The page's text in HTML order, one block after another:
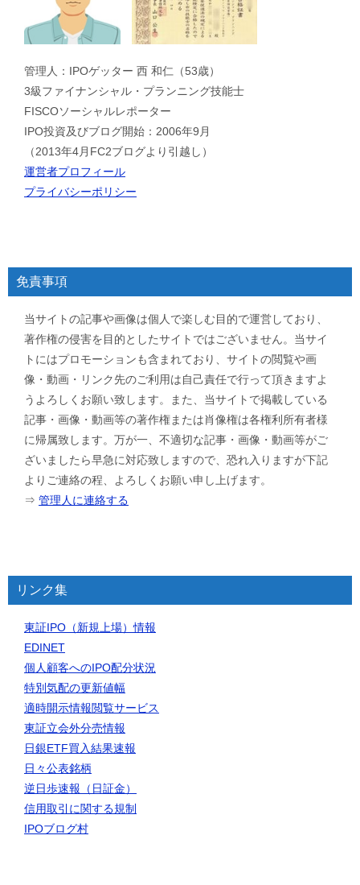
管理人：IPOゲッター 西 和仁（53歳）
3級ファイナンシャル・プランニング技能士
FISCOソーシャルレポーター
IPO投資及びブログ開始：2006年9月
（2013年4月FC2ブログより引越し）
運営者プロフィール
プライバシーポリシー
免責事項
当サイトの記事や画像は個人で楽しむ目的で運営しており、
著作権の侵害を目的としたサイトではございません。当サイ
トにはプロモーションも含まれており、サイトの閲覧や画
像・動画・リンク先のご利用は自己責任で行って頂きますよ
うよろしくお願い致します。また、当サイトで掲載している
記事・画像・動画等の著作権または肖像権は各権利所有者様
に帰属致します。万が一、不適切な記事・画像・動画等がご
ざいましたら早急に対応致しますので、恐れ入りますが下記
よりご連絡の程、よろしくお願い申し上げます。
⇒ 管理人に連絡する
リンク集
東証IPO（新規上場）情報
EDINET
個人顧客へのIPO配分状況
特別気配の更新値幅
適時開示情報閲覧サービス
東証立会外分売情報
日銀ETF買入結果速報
日々公表銘柄
逆日歩速報（日証金）
信用取引に関する規制
IPOブログ村